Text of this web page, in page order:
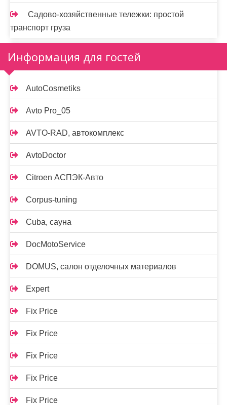
Садово-хозяйственные тележки: простой
транспорт груза
Информация для гостей
AutoCosmetiks
Avto Pro_05
AVTO-RAD, автокомплекс
AvtoDoctor
Citroen АСПЭК-Авто
Corpus-tuning
Cuba, сауна
DocMotoService
DOMUS, салон отделочных материалов
Expert
Fix Price
Fix Price
Fix Price
Fix Price
Fix Price